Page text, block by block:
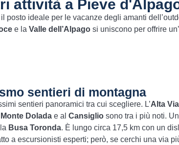
attività a Pieve
posto ideale per le vacanze degli amanti
e la Valle dell’Alpagosi uniscono per offrire
sentieri di montagna
sentieri panoramici tra cui scegliere. L’Alta
Monte Doladae al Cansigliosono tra i più noti.
Busa Toronda. È lungo circa 17,5 km con un
a escursionisti esperti; però, se cerchi una via